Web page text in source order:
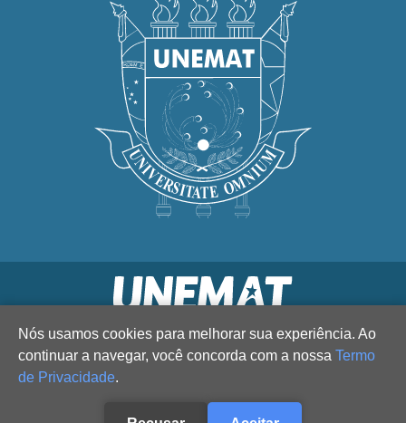
Nós usamos cookies para melhorar sua experiência. Ao
continuar a navegar, você concorda com a nossa Termo
de Privacidade.